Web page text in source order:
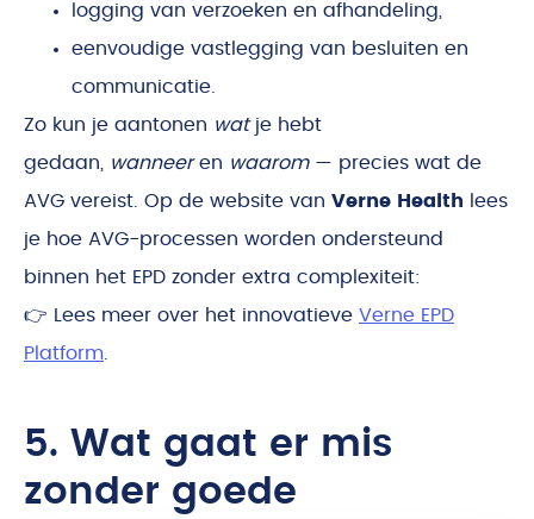
logging van verzoeken en afhandeling,
eenvoudige vastlegging van besluiten en
communicatie.
Zo kun je aantonen watje hebt
gedaan,
wanneeren waarom— precies wat de
AVG vereist. Op de website van Verne Health lees
je hoe AVG-processen worden ondersteund
binnen het EPD zonder extra complexiteit:
👉 Lees meer over het innovatieve Verne EPD
Platform
5. Wat gaat er mis
zonder goede